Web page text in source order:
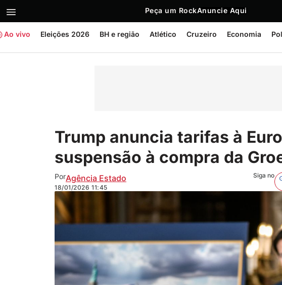
Peça um RockAnuncie Aqui
Ao vivo Eleições 2026 BH e região Atlético Cruzeiro Economia
Trump anuncia tarifas à
suspensão à compra da
PorAgência Estado
18/01/2026 11:45
Siga no